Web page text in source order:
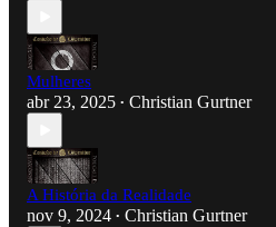
Mulheres
abr 23, 2025 • Christian Gurtner
A História da Realidade
nov 9, 2024 • Christian Gurtner